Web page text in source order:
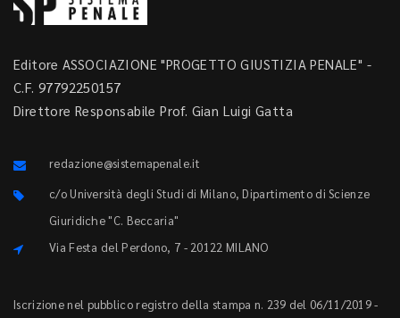
Editore ASSOCIAZIONE "PROGETTO GIUSTIZIA PENALE" -
C.F. 97792250157
Direttore Responsabile Prof. Gian Luigi Gatta
redazione@sistemapenale.it
c/o Università degli Studi di Milano, Dipartimento di Scienze
Giuridiche "C. Beccaria"
Via Festa del Perdono, 7 - 20122 MILANO
Iscrizione nel pubblico registro della stampa n. 239 del 06/11/2019 -